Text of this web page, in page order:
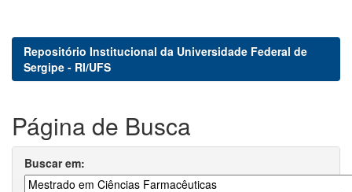
Repositório Institucional da Universidade Federal de
Sergipe - RI/UFS
Página de Busca
Buscar em: